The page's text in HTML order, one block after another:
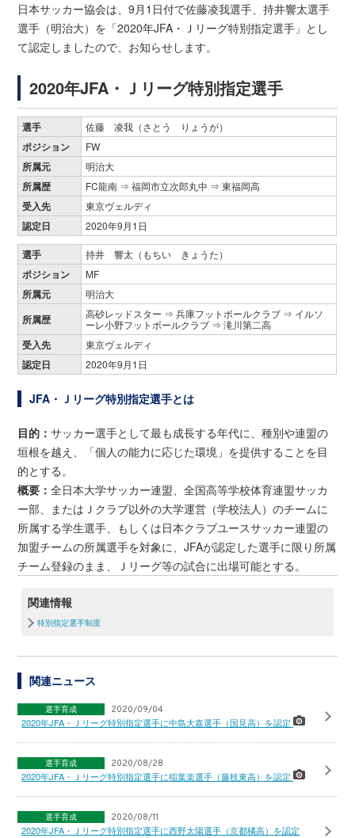
日本サッカー協会は、9月1日付で佐藤凌我選手、持井響太選手
選手（明治大）を「2020年JFA・Ｊリーグ特別指定選手」とし
て認定しましたので、お知らせします。
2020年JFA・Ｊリーグ特別指定選手
選手 佐藤 凌我（さとう りょうが）
ポジション FW
所属元 明治大
所属歴 FC龍南 ⇒ 福岡市立次郎丸中 ⇒ 東福岡高
受入先 東京ヴェルディ
認定日 2020年9月1日
選手 持井 響太（もちい きょうた）
ポジション MF
所属元 明治大
所属歴
高砂レッドスター ⇒ 兵庫フットボールクラブ ⇒ イルソ
ーレ小野フットボールクラブ ⇒ 滝川第二高
受入先 東京ヴェルディ
認定日 2020年9月1日
JFA・Ｊリーグ特別指定選手とは
目的：サッカー選手として最も成長する年代に、種別や連盟の
垣根を越え、「個人の能力に応じた環境」を提供することを目
的とする。
概要：全日本大学サッカー連盟、全国高等学校体育連盟サッカ
ー部、またはＪクラブ以外の大学運営（学校法人）のチームに
所属する学生選手、もしくは日本クラブユースサッカー連盟の
加盟チームの所属選手を対象に、JFAが認定した選手に限り所属
チーム登録のまま、Ｊリーグ等の試合に出場可能とする。
関連情報
特別指定選手制度
関連ニュース
選手育成 2020/09/04
2020年JFA・Ｊリーグ特別指定選手に中島大嘉選手（国見高）を認定
選手育成 2020/08/28
2020年JFA・Ｊリーグ特別指定選手に稲葉楽選手（藤枝東高）を認定
選手育成 2020/08/11
2020年JFA・Ｊリーグ特別指定選手に西野太陽選手（京都橘高）を認定